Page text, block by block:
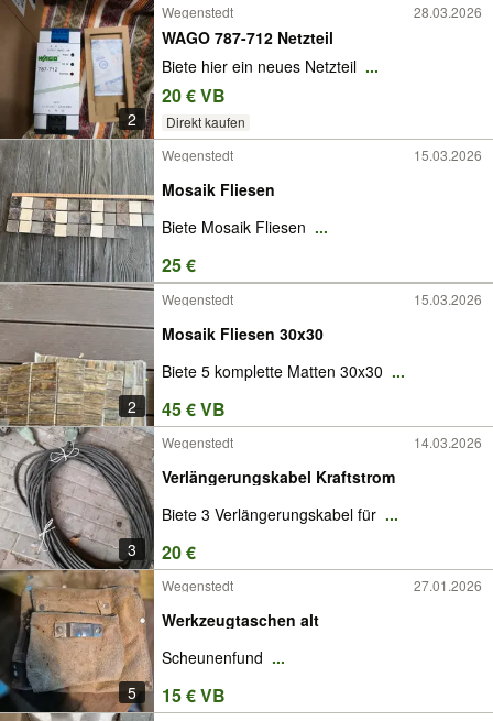
2
Wegenstedt 28.03.2026
WAGO 787-712 Netzteil
Biete hier ein neues Netzteil ...
20 € VB
Direkt kaufen
Wegenstedt
15.03.2026
Mosaik Fliesen
Biete Mosaik Fliesen ...
25 €
2
Wegenstedt 15.03.2026
Mosaik Fliesen 30x30
Biete 5 komplette Matten 30x30 ...
45 € VB
3
Wegenstedt 14.03.2026
Verlängerungskabel Kraftstrom
Biete 3 Verlängerungskabel für ...
20 €
5
Wegenstedt 27.01.2026
Werkzeugtaschen alt
Scheunenfund ...
15 € VB